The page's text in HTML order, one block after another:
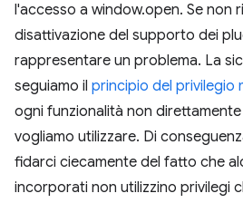
l'accesso a window.open. Se non
disattivazione del supporto dei
rappresentare un problema. La
seguiamo il principio del privilegio
ogni funzionalità non
vogliamo utilizzare. Di
fidarci ciecamente del fatto che
incorporati non utilizzino privilegi